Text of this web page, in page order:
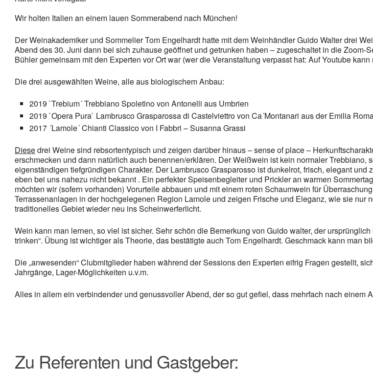
Wir holten Italien an einem lauen Sommerabend nach München!
Der Weinakademiker und Sommelier Tom Engelhardt hatte mit dem Weinhändler Guido Walter drei
Abend des 30. Juni dann bei sich zuhause geöffnet und getrunken haben – zugeschaltet in die
Bühler gemeinsam mit den Experten vor Ort war (wer die Veranstaltung verpasst hat: Auf Youtube
Die drei ausgewählten Weine, alle aus biologischem Anbau:
2019 `Trebium´ Trebbiano Spoletino von Antonelli aus Umbrien
2019 `Opera Pura` Lambrusco Grasparossa di Castelviettro von Ca´Montanari aus der Emilia
2017 ´Lamole´ Chianti Classico von I Fabbri – Susanna Grassi
Diesedrei Weine sind rebsortentypisch und zeigen darüber hinaus – sense of place –
erschmecken und dann natürlich auch benennen/erklären. Der Weißwein ist kein normaler
eigenständigen tiefgründigen Charakter. Der Lambrusco Grasparosso ist dunkelrot, frisch, elegant
eben bei uns nahezu nicht bekannt . Ein perfekter Speisenbegleiter und Prickler an warmen
möchten wir (sofern vorhanden) Vorurteile abbauen und mit einem roten Schaumwein für
Terrassenanlagen in der hochgelegenen Region Lamole und zeigen Frische und Eleganz, wie sie
traditionelles Gebiet wieder neu ins Scheinwerferlicht.
Wein kann man lernen, so viel ist sicher. Sehr schön die Bemerkung von Guido walter, der
trinken“. Übung ist wichtiger als Theorie, das bestätigte auch Tom Engelhardt. Geschmack kann man
Die „anwesenden“ Clubmitglieder haben während der Sessions den Experten eifrig Fragen gestellt,
Jahrgänge, Lager-Möglichkeiten u.v.m.
Alles in allem ein verbindender und genussvoller Abend, der so gut gefiel, dass mehrfach nach einem
Zu Referenten und Gastgeber: